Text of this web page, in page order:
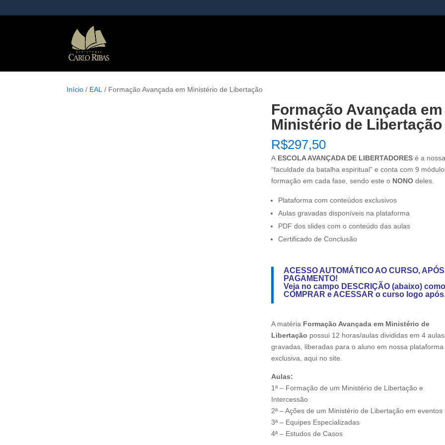
Início / EAL / Formação Avançada em Ministério de Libertação
Formação Avançada em
Ministério de Libertação
R$297,50
A ESCOLA AVANÇADA DE LIBERTADORES é a nossa
“faculdade da batalha espiritual” e conta com 9
formação em cada fase, sendo este o NONOdeles.
Plataforma com conteúdos exclusivos
Aulas gravadas disponíveis na plataforma
PDF dos slides com o conteúdo das aulas
Certificado de Conclusão
ACESSO AUTOMÁTICO AO CURSO,
PAGAMENTO!
Veja no campo DESCRIÇÃO (abaixo) como
COMPRAR e ACESSAR o curso logo
A matéria Formação Avançada em Ministério de
Libertação possui 12 horas/aulas divididas em 4 aulas
gravadas, liberadas para o aluno em nossa plataforma
exclusiva, aqui no site.
Aulas:
1ª – Formação de um Ministério de Libertação e
Intercessão
2ª – Ações de um Ministério de Libertação em eventos
3ª – Equipes Especializadas
4ª – Estudos de Casos